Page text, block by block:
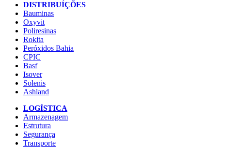
DISTRIBUÍÇÕES
Bauminas
Oxyvit
Poliresinas
Rokita
Peróxidos Bahia
CPIC
Basf
Isover
Solenis
Ashland
LOGÍSTICA
Armazenagem
Estrutura
Segurança
Transporte